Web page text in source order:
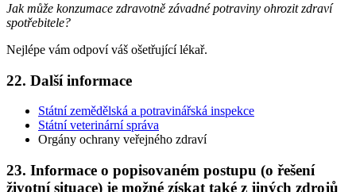
Jak může konzumace zdravotně závadné potraviny ohrozit zdraví
spotřebitele?
Nejlépe vám odpoví váš ošetřující lékař.
22. Další informace
Státní zemědělská a potravinářská inspekce
Státní veterinární správa
Orgány ochrany veřejného zdraví
23. Informace o popisovaném postupu (o řešení
životní situace) je možné získat také z jiných zdrojů